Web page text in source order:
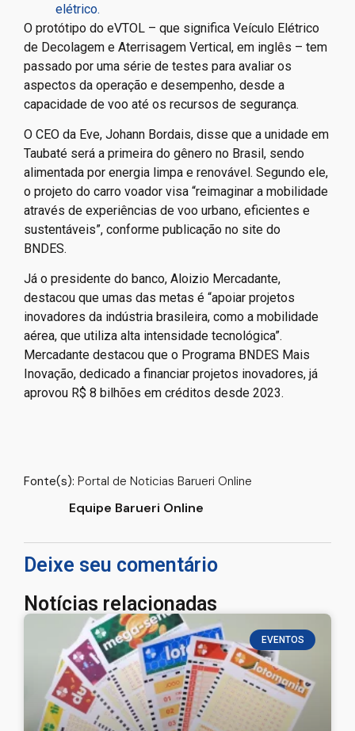
elétrico.
O protótipo do eVTOL – que significa Veículo Elétrico
de Decolagem e Aterrisagem Vertical, em inglês – tem
passado por uma série de testes para avaliar os
aspectos da operação e desempenho, desde a
capacidade de voo até os recursos de segurança.
O CEO da Eve, Johann Bordais, disse que a unidade em
Taubaté será a primeira do gênero no Brasil, sendo
alimentada por energia limpa e renovável. Segundo ele,
o projeto do carro voador visa “reimaginar a mobilidade
através de experiências de voo urbano, eficientes e
sustentáveis”, conforme publicação no site do
BNDES.
Já o presidente do banco, Aloizio Mercadante,
destacou que umas das metas é “apoiar projetos
inovadores da indústria brasileira, como a mobilidade
aérea, que utiliza alta intensidade tecnológica”.
Mercadante destacou que o Programa BNDES Mais
Inovação, dedicado a financiar projetos inovadores, já
aprovou R$ 8 bilhões em créditos desde 2023.
Fonte(s): Portal de Noticias Barueri Online
Equipe Barueri Online
Deixe seu comentário
Notícias relacionadas
EVENTOS